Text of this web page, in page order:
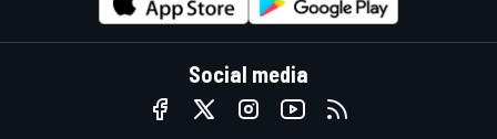
Social media